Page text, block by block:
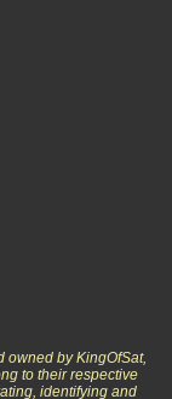
owned by KingOfSat,
to their respective
identifying and